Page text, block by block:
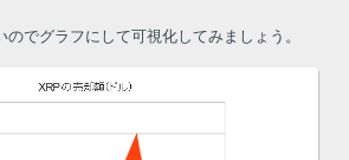
でグラフにして可視化してみましょう。